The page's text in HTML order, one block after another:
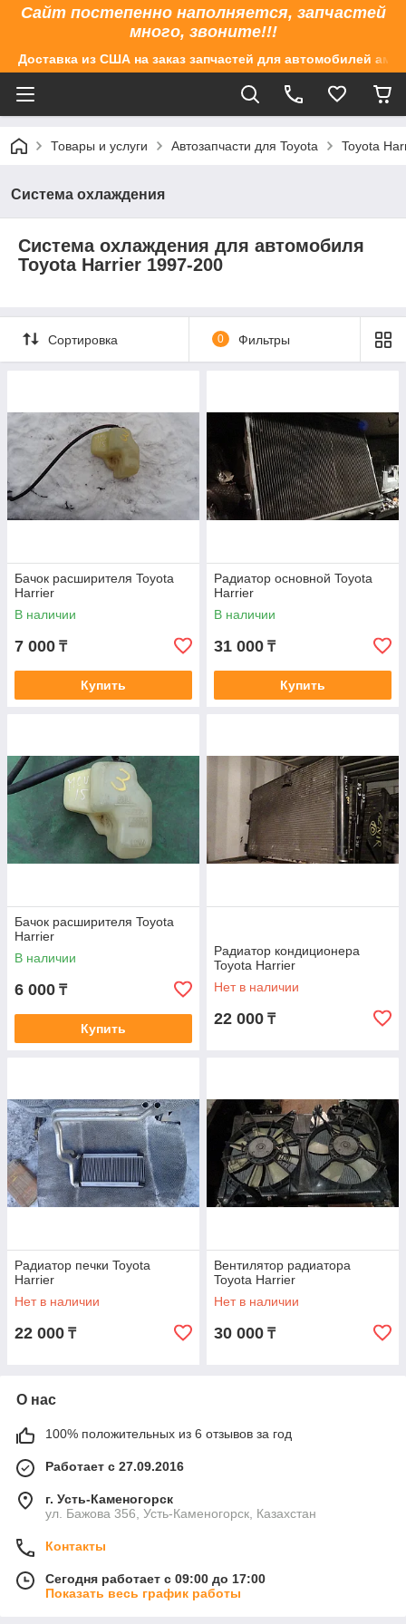
Сайт постепенно наполняется, запчастей
много, звоните!!!
Доставка из США на заказ запчастей для автомобилей
Товары и услуги Автозапчасти для Toyota Toyota
Система охлаждения
Система охлаждения​ для автомобиля
Toyota Harrier 1997-200
Сортировка 0 Фильтры
Бачок расширителя Toyota
Harrier
В наличии
7 000 ₸
Купить
Радиатор основной Toyota
Harrier
В наличии
31 000 ₸
Купить
Бачок расширителя Toyota
Harrier
В наличии
6 000 ₸
Купить
Радиатор кондиционера
Toyota Harrier
Нет в наличии
22 000 ₸
Радиатор печки Toyota
Harrier
Нет в наличии
22 000 ₸
Вентилятор радиатора
Toyota Harrier
Нет в наличии
30 000 ₸
О нас
100% положительных из 6 отзывов за год
Работает с 27.09.2016
г. Усть-Каменогорск
ул. Бажова 356, Усть-Каменогорск, Казахстан
Контакты
Сегодня работает с 09:00 до 17:00
Показать весь график работы